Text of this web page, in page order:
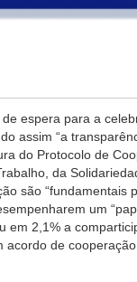
espera para a
assim “a
do Protocolo de
da
são “fundamentais
um
em 2,1% a
acordo de